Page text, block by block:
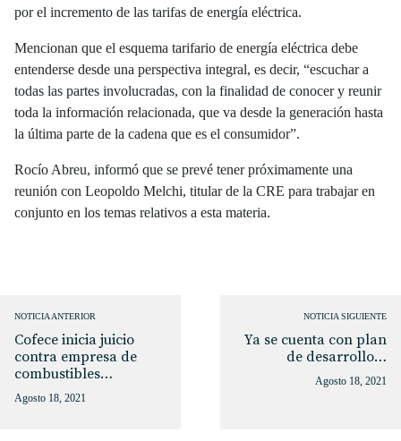
por el incremento de las tarifas de energía eléctrica.
Mencionan que el esquema tarifario de energía eléctrica debe
entenderse desde una perspectiva integral, es decir, “escuchar a
todas las partes involucradas, con la finalidad de conocer y reunir
toda la información relacionada, que va desde la generación hasta
la última parte de la cadena que es el consumidor”.
Rocío Abreu, informó que se prevé tener próximamente una
reunión con Leopoldo Melchi, titular de la CRE para trabajar en
conjunto en los temas relativos a esta materia.
NOTICIA ANTERIOR
Cofece inicia juicio
contra empresa de
combustibles…
Agosto 18, 2021
NOTICIA SIGUIENTE
Ya se cuenta con plan
de desarrollo…
Agosto 18, 2021